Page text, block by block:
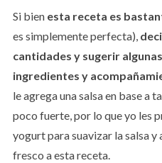
Si bienesta receta es
es simplemente perfecta),
cantidades y sugerir
ingredientes y
le agrega una salsa en base a
poco fuerte, por lo que yo les
yogurt para suavizar la salsa
fresco a esta receta.